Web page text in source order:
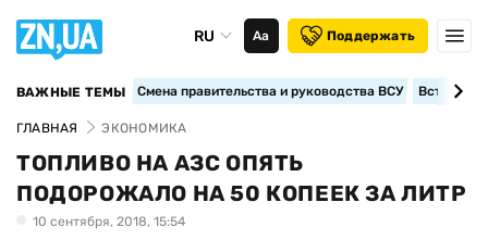
RU Аа Поддержать
ВАЖНЫЕ ТЕМЫ Смена правительства и руководства ВСУ
ГЛАВНАЯ ЭКОНОМИКА
ТОПЛИВО НА АЗС ОПЯТЬ
ПОДОРОЖАЛО НА 50 КОПЕЕК ЗА ЛИТР
10 сентября, 2018, 15:54